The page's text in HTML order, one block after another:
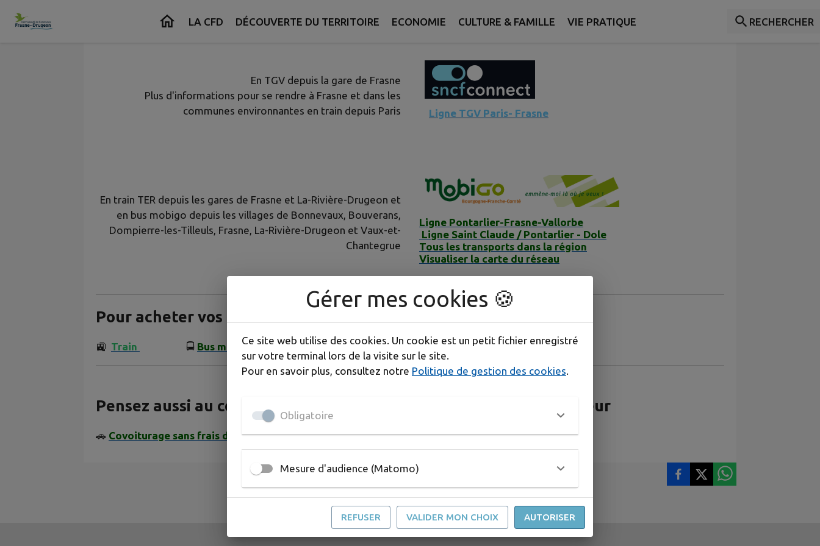
Contenu Recherche Pied de page
LA CFD DÉCOUVERTE DU TERRITOIRE ECONOMIE CULTURE & FAMILLE VIE PRATIQUE RECHERCHER
En TGV depuis la gare de Frasne
Plus d'informations pour se rendre à Frasne et dans les
communes environnantes en train depuis Paris
Ligne TGV Paris- Frasne
En train TER depuis les gares de Frasne et La-Rivière-Drugeon et
en bus mobigo depuis les villages de Bonnevaux, Bouverans,
Dompierre-les-Tilleuls, Frasne, La-Rivière-Drugeon et Vaux-et-
Chantegrue
Ligne Pontarlier-Frasne-Vallorbe
Ligne Saint Claude / Pontarlier - Dole
Tous les transports dans la région
Visualiser la carte du réseau
Pour acheter vos billets
🚉 Train 🚍 Bus mobigo
Pensez aussi au covoiturage, que vous soyez passager ou conducteur
🚗 Covoiturage sans frais de dossier depuis le site internet Mobigo
Gérer mes cookies 🍪
Ce site web utilise des cookies. Un cookie est un petit fichier enregistré
sur votre terminal lors de la visite sur le site.
Pour en savoir plus, consultez notre Politique de gestion des cookies
Obligatoire
Mesure d'audience (Matomo)
REFUSER VALIDER MON CHOIX AUTORISER